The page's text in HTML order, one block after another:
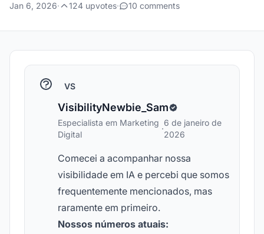
Jan 6, 2026· 124 upvotes· 10 comments
VS
VisibilityNewbie_Sam
Especialista em Marketing
Digital
·
6 de janeiro de
2026
Comecei a acompanhar nossa
visibilidade em IA e percebi que somos
frequentemente mencionados, mas
raramente em primeiro.
Nossos números atuais: